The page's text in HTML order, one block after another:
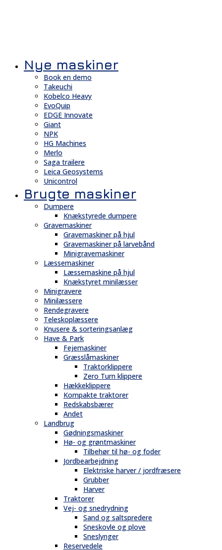
Nye maskiner
Book en demo
Takeuchi
Kobelco Heavy
EvoQuip
EDGE Innovate
Giant
NPK
HG Machines
Merlo
Saga trailere
Leica Geosystems
Unicontrol
Brugte maskiner
Dumpere
Knækstyrede dumpere
Gravemaskiner
Gravemaskiner på hjul
Gravemaskiner på larvebånd
Minigravemaskiner
Læssemaskiner
Læssemaskine på hjul
Knækstyret minilæsser
Minigravere
Minilæssere
Rendegravere
Teleskoplæssere
Knusere & sorteringsanlæg
Have & Park
Fejemaskiner
Græsslåmaskiner
Traktorklippere
Zero Turn klippere
Hækkeklippere
Kompakte traktorer
Redskabsbærer
Andet
Landbrug
Gødningsmaskiner
Hø- og grøntmaskiner
Tilbehør til hø- og foder
Jordbearbejdning
Elektriske harver / jordfræsere
Grubber
Harver
Traktorer
Vej- og snedrydning
Sand og saltspredere
Sneskovle og plove
Sneslynger
Reservedele